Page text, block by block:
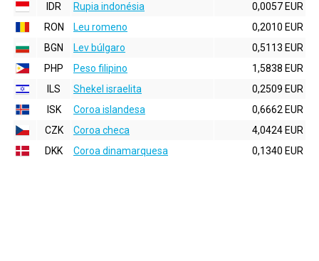
IDR
Rupia indonésia
0,0057 EUR
RON
Leu romeno
0,2010 EUR
BGN
Lev búlgaro
0,5113 EUR
PHP
Peso filipino
1,5838 EUR
ILS
Shekel israelita
0,2509 EUR
ISK
Coroa islandesa
0,6662 EUR
CZK
Coroa checa
4,0424 EUR
DKK
Coroa dinamarquesa 0,1340 EUR